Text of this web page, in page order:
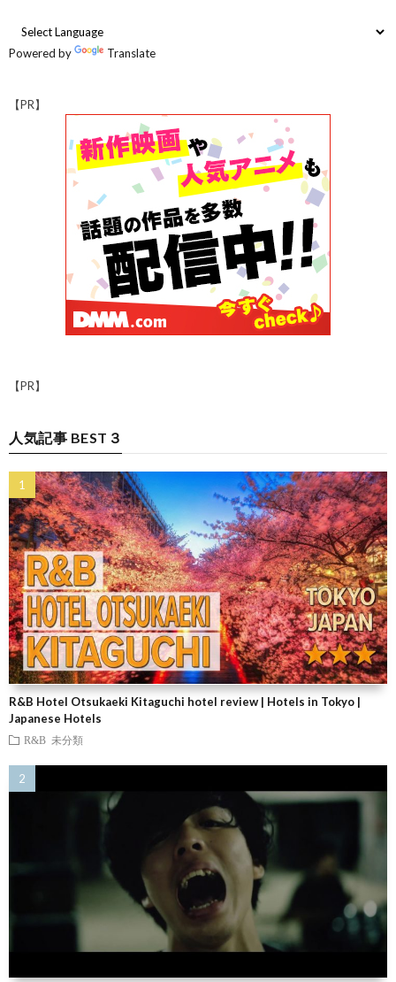
Powered by Translate
【PR】
【PR】
人気記事 BEST３
R&B Hotel Otsukaeki Kitaguchi hotel review | Hotels in Tokyo |
Japanese Hotels
R&B 未分類